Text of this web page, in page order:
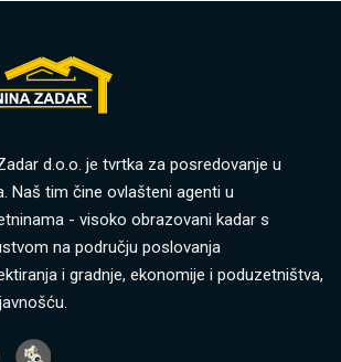
d.o.o. je tvrtka za posredovanje u
Naš tim čine ovlašteni agenti u
- visoko obrazovani kadar s
na području poslovanja
i gradnje, ekonomije i poduzetništva,